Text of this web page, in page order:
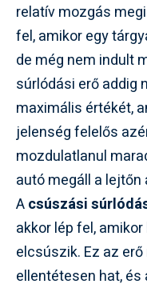
relatív mozgás
fel, amikor egy
de még nem indult
súrlódási erő addig
maximális értékét,
jelenség felelős
mozdulatlanul
autó megáll a lejtőn
Acsúszási
akkor lép fel,
elcsúszik. Ez az
ellentétesen hat,